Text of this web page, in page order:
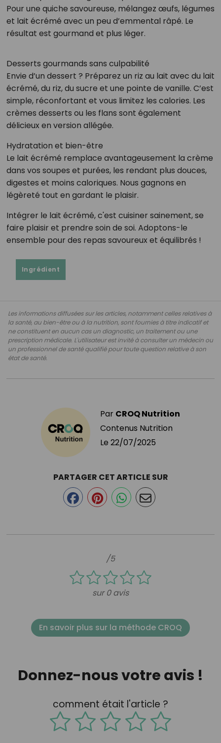
Pour une quiche savoureuse, mélangez œufs, légumes
et lait écrémé avec un peu d’emmental râpé. Le
résultat est gourmand et plus léger.
Desserts gourmands sans culpabilité
Envie d’un dessert ? Préparez un riz au lait avec du lait
écrémé, du riz, du sucre et une pointe de vanille. C’est
simple, réconfortant et vous limitez les calories. Les
crèmes desserts ou les flans sont également
délicieux en version allégée.
Hydratation et bien-être
Le lait écrémé remplace avantageusement la crème
dans vos soupes et purées, les rendant plus douces,
digestes et moins caloriques. Nous gagnons en
légèreté tout en gardant le plaisir.
Intégrer le lait écrémé, c'est cuisiner sainement, se
faire plaisir et prendre soin de soi. Adoptons-le
ensemble pour des repas savoureux et équilibrés !
Ingrédient
Les informations diffusées sur les articles, notamment celles relatives à
la santé, au bien-être ou à la nutrition, sont fournies à titre indicatif et
ne constituent en aucun cas un diagnostic, un traitement ou une
prescription médicale. L'utilisateur est invité à consulter un médecin ou
un professionnel de santé qualifié pour toute question relative à son
état de santé.
Par CROQ Nutrition
Contenus Nutrition
Le 22/07/2025
/5
sur 0 avis
PARTAGER CET ARTICLE SUR
En savoir plus sur la méthode CROQ
Donnez-nous votre avis !
comment était l'article ?